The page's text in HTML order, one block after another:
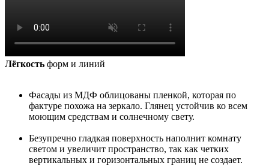
Лёгкость форм и линий
Фасады из МДФ облицованы пленкой, которая по
фактуре похожа на зеркало. Глянец устойчив ко всем
моющим средствам и солнечному свету.
Безупречно гладкая поверхность наполнит комнату
светом и увеличит пространство, так как четких
вертикальных и горизонтальных границ не создает.